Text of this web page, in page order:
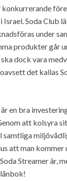
Israel. Soda Club
under
produkter går
dock vara
det kallas
är en bra
att kolsyra
samtliga
att man kommer
Streamer är,